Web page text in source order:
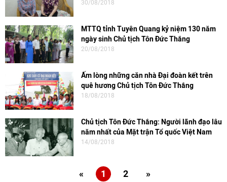
30/08/2018
MTTQ tỉnh Tuyên Quang kỷ niệm 130 năm
ngày sinh Chủ tịch Tôn Đức Thắng
20/08/2018
Ấm lòng những căn nhà Đại đoàn kết trên
quê hương Chủ tịch Tôn Đức Thắng
18/08/2018
Chủ tịch Tôn Đức Thắng: Người lãnh đạo lâu
năm nhất của Mặt trận Tổ quốc Việt Nam
14/08/2018
« 1 2 »